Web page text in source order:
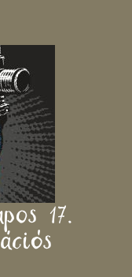
17.